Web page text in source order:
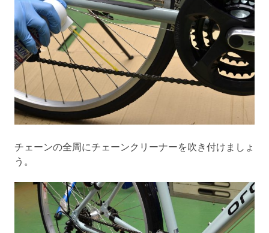
チェーンの全周にチェーンクリーナーを吹き付けましょ
う。